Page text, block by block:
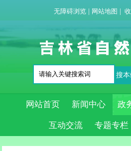
无障碍浏览 网站地图
网站首页 新闻中心 政
互动交流 专题专栏